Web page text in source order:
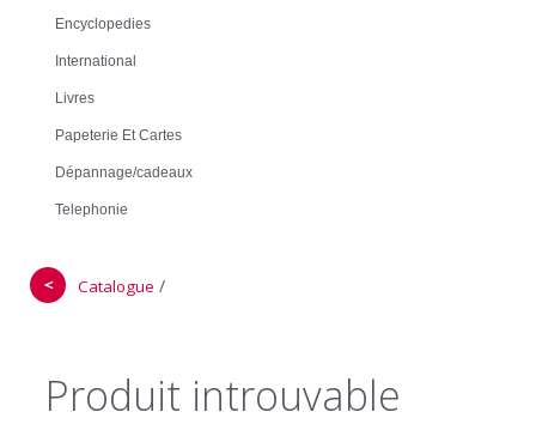
Encyclopedies
International
Livres
Papeterie Et Cartes
Dépannage/cadeaux
Telephonie
＜ Catalogue /
Produit introuvable